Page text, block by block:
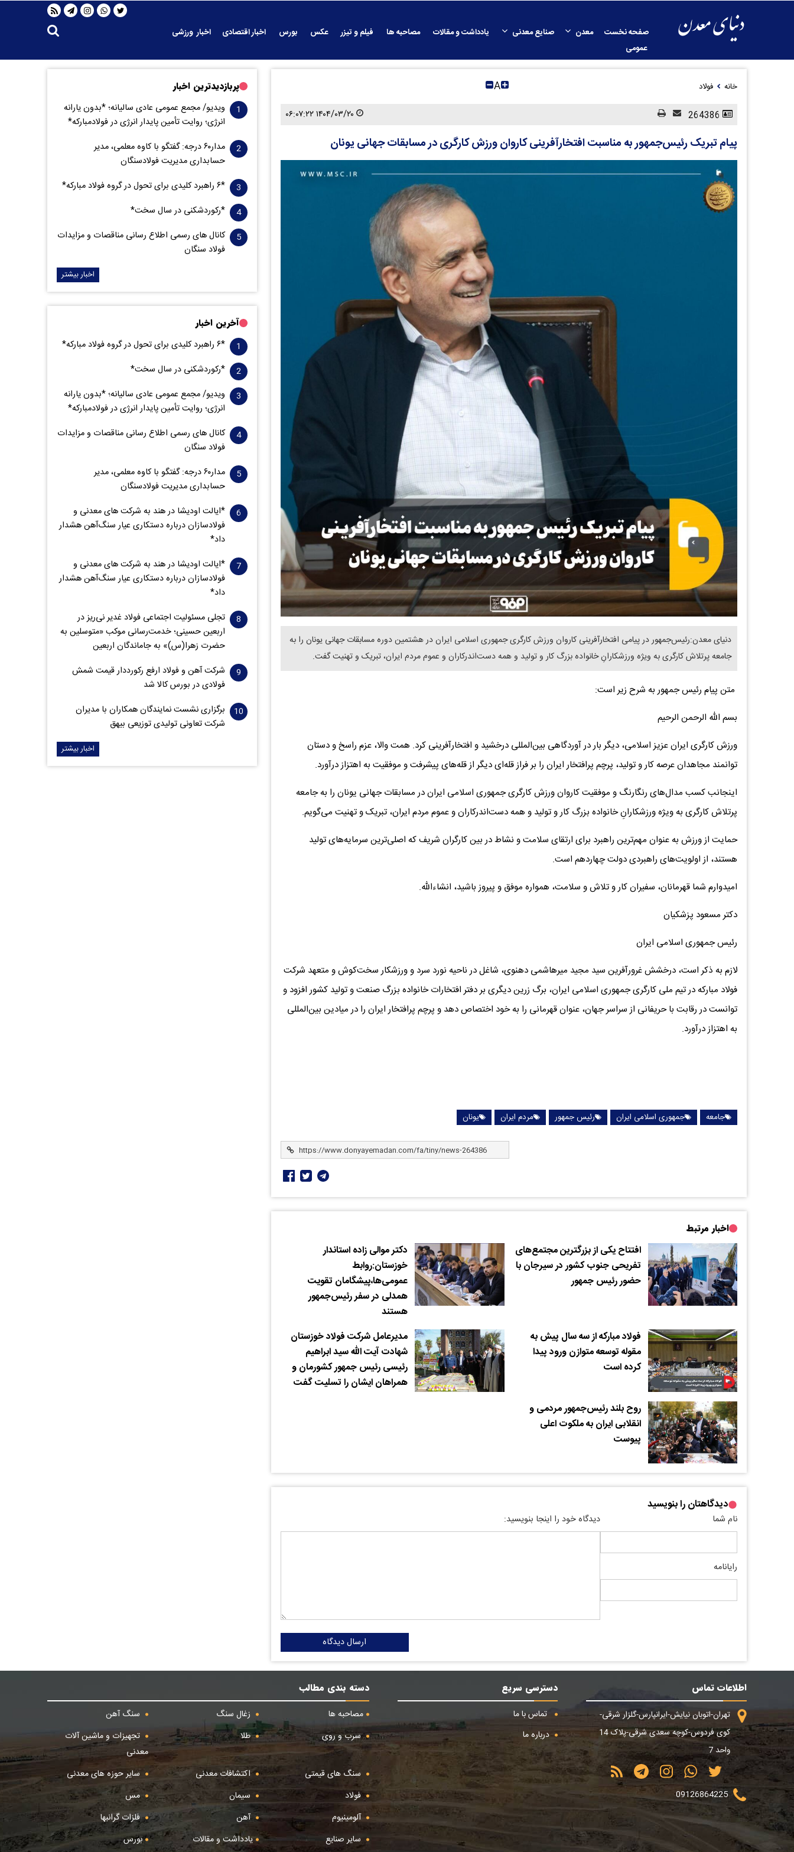
صفحه نخست معدن صنایع معدنی یادداشت و مقالات مصاحبه ها فیلم و تیزر عکس بورس اخبار اقتصادی
اخبار ورزشی
عمومی
خانه فولاد A
۱۴۰۴/۰۳/۲۰ ۰۶:۰۷:۲۲
پیام تبریک رئیس‌جمهور به مناسبت افتخارآفرینی کاروان ورزش کارگری در مسابقات جهانی یونان
دنیای معدن:رئیس‌جمهور در پیامی افتخارآفرینی کاروان ورزش کارگری جمهوری اسلامی ایران در هشتمین دوره مسابقات جهانی یونان را به
جامعه پرتلاش کارگری به ویژه ورزشکارانِ خانواده بزرگ کار و تولید و همه دست‌اندرکاران و عموم مردم ایران، تبریک و تهنیت گفت.
متن پیام رئیس جمهور به شرح زیر است:
بسم الله الرحمن الرحیم
ورزش کارگری ایران عزیز اسلامی، دیگر بار در آوردگاهی بین‌المللی درخشید و افتخارآفرینی کرد. همت والا، عزم راسخ و دستان
توانمند مجاهدان عرصه کار و تولید، پرچم پرافتخار ایران را بر فراز قله‌ای دیگر از قله‌های پیشرفت و موفقیت به اهتزاز درآورد.
اینجانب کسب مدال‌های رنگارنگ و موفقیت کاروان ورزش کارگری جمهوری اسلامی ایران در مسابقات جهانی یونان را به جامعه
پرتلاش کارگری به ویژه ورزشکارانِ خانواده بزرگ کار و تولید و همه دست‌اندرکاران و عموم مردم ایران، تبریک و تهنیت می‌گویم.
حمایت از ورزش به عنوان مهم‌ترین راهبرد برای ارتقای سلامت و نشاط در بین کارگران شریف که اصلی‌ترین سرمایه‌های تولید
هستند، از اولویت‌های راهبردی دولت چهاردهم است.
امیدوارم شما قهرمانان، سفیران کار و تلاش و سلامت، همواره موفق و پیروز باشید، انشاءالله.
دکتر مسعود پزشکیان
رئیس جمهوری اسلامی ایران
لازم به ذکر است، درخشش غرورآفرین سید مجید میرهاشمی دهنوی، شاغل در ناحیه نورد سرد و ورزشکار سخت‌کوش و متعهد شرکت
فولاد مبارکه در تیم ملی کارگری جمهوری اسلامی ایران، برگ زرین دیگری بر دفتر افتخارات خانواده بزرگ صنعت و تولید کشور افزود و
توانست در رقابت با حریفانی از سراسر جهان، عنوان قهرمانی را به خود اختصاص دهد و پرچم پرافتخار ایران را در میادین بین‌المللی
به اهتزاز درآورد.
جامعه جمهوری اسلامی ایران رئیس جمهور مردم ایران یونان
اخبار مرتبط
افتتاح یکی از بزرگترین مجتمع‌های
تفریحی جنوب کشور در سیرجان با
حضور رئیس جمهور
دکتر موالی زاده استاندار
خوزستان:روابط
عمومی‌ها،پیشگامان تقویت
همدلی در سفر رئیس‌جمهور
هستند
فولاد مبارکه از سه سال پیش به
مقوله توسعه متوازن ورود پیدا
کرده است
مدیرعامل شرکت فولاد خوزستان
شهادت آیت الله سید ابراهیم
رئیسی رئیس جمهور کشورمان و
همراهان ایشان را تسلیت گفت
روح بلند رئیس‌جمهور مردمی و
انقلابی ایران به ملکوت اعلی
پیوست
دیدگاهتان را بنویسید
نام شما
رایانامه
دیدگاه خود را اینجا بنویسید:
ارسال دیدگاه
پربازدیدترین اخبار
ویدیو/ مجمع عمومی عادی سالیانه؛ *بدون یارانه
انرژی؛ روایت تأمین پایدار انرژی در فولادمبارکه*
مدار‌۶٠ درجه: گفتگو با کاوه معلمی، مدیر
حسابداری مدیریت فولادسنگان
*۶ راهبرد کلیدی برای تحول در گروه فولاد مبارکه*
*رکوردشکنی در سال سخت*
کانال های رسمی اطلاع رسانی مناقصات و مزایدات
فولاد سنگان
اخبار بیشتر
آخرین اخبار
*۶ راهبرد کلیدی برای تحول در گروه فولاد مبارکه*
*رکوردشکنی در سال سخت*
ویدیو/ مجمع عمومی عادی سالیانه؛ *بدون یارانه
انرژی؛ روایت تأمین پایدار انرژی در فولادمبارکه*
کانال های رسمی اطلاع رسانی مناقصات و مزایدات
فولاد سنگان
مدار‌۶٠ درجه: گفتگو با کاوه معلمی، مدیر
حسابداری مدیریت فولادسنگان
*ایالت اودیشا در هند به شرکت های معدنی و
فولادسازان درباره دستکاری عیار سنگ‌آهن هشدار
داد*
*ایالت اودیشا در هند به شرکت های معدنی و
فولادسازان درباره دستکاری عیار سنگ‌آهن هشدار
داد*
تجلی مسئولیت اجتماعی فولاد غدیر نی‌ریز در
اربعین حسینی؛ خدمت‌رسانی موکب «متوسلین به
حضرت زهرا(س)» به جاماندگان اربعین
شرکت آهن و فولاد ارفع رکورددار قیمت شمش
فولادی در بورس کالا شد
برگزاری نشست نمایندگان همکاران با مدیران
شرکت تعاونی تولیدی توزیعی بیهق
اخبار بیشتر
اطلاعات تماس
تهران-اتوبان نیایش-ایرانپارس-گلزار شرقی-
کوی فردوس-کوچه سعدی شرقی-پلاک 14
واحد 7
09126864225
دسترسی سریع
تماس با ما
درباره ما
دسته بندی مطالب
مصاحبه ها
زغال سنگ
سنگ آهن
سرب و روی
طلا
تجهیزات و ماشین آلات
معدنی
سنگ های قیمتی
اکتشافات معدنی
سایر حوزه های معدنی
فولاد
سیمان
مس
آلومینیوم
آهن
فلزات گرانبها
سایر صنایع
یادداشت و مقالات بورس